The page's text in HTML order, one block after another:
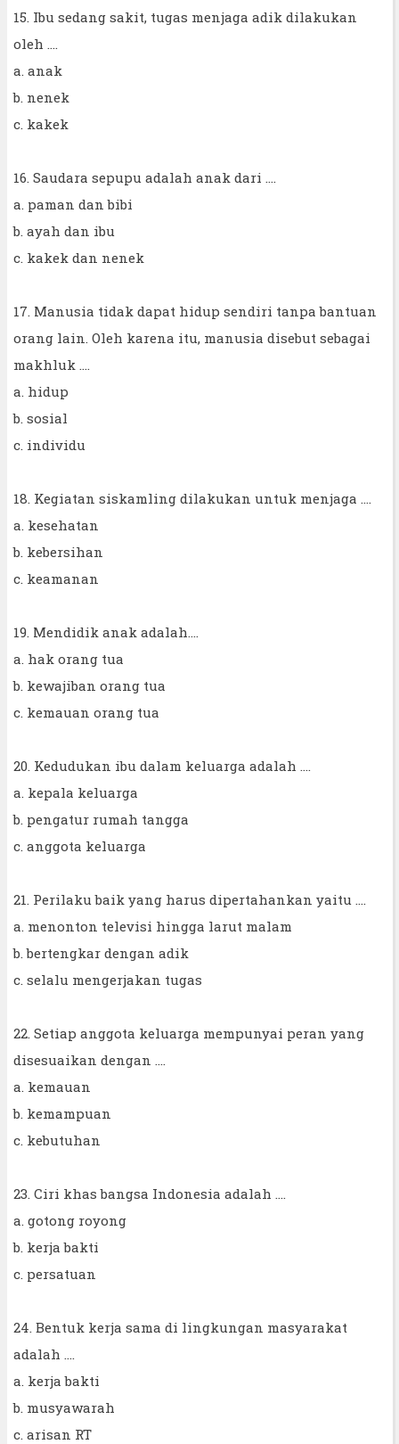
15. Ibu sedang sakit, tugas menjaga adik dilakukan
oleh ....
a. anak
b. nenek
c. kakek
16. Saudara sepupu adalah anak dari ....
a. paman dan bibi
b. ayah dan ibu
c. kakek dan nenek
17. Manusia tidak dapat hidup sendiri tanpa bantuan
orang lain. Oleh karena itu, manusia disebut sebagai
makhluk ....
a. hidup
b. sosial
c. individu
18. Kegiatan siskamling dilakukan untuk menjaga ....
a. kesehatan
b. kebersihan
c. keamanan
19. Mendidik anak adalah....
a. hak orang tua
b. kewajiban orang tua
c. kemauan orang tua
20. Kedudukan ibu dalam keluarga adalah ....
a. kepala keluarga
b. pengatur rumah tangga
c. anggota keluarga
21. Perilaku baik yang harus dipertahankan yaitu ....
a. menonton televisi hingga larut malam
b. bertengkar dengan adik
c. selalu mengerjakan tugas
22. Setiap anggota keluarga mempunyai peran yang
disesuaikan dengan ....
a. kemauan
b. kemampuan
c. kebutuhan
23. Ciri khas bangsa Indonesia adalah ....
a. gotong royong
b. kerja bakti
c. persatuan
24. Bentuk kerja sama di lingkungan masyarakat
adalah ....
a. kerja bakti
b. musyawarah
c. arisan RT